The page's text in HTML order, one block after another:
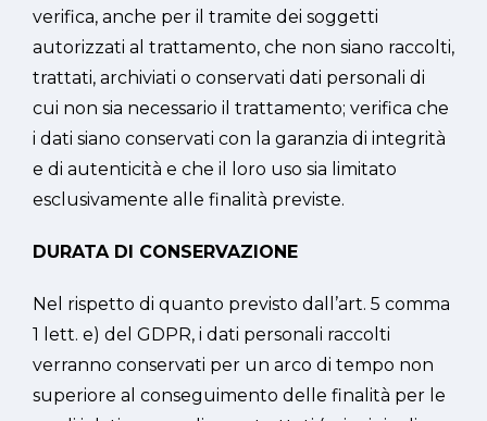
verifica, anche per il tramite dei soggetti
autorizzati al trattamento, che non siano raccolti,
trattati, archiviati o conservati dati personali di
cui non sia necessario il trattamento; verifica che
i dati siano conservati con la garanzia di integrità
e di autenticità e che il loro uso sia limitato
esclusivamente alle finalità previste.
DURATA DI CONSERVAZIONE
Nel rispetto di quanto previsto dall’art. 5 comma
1 lett. e) del GDPR, i dati personali raccolti
verranno conservati per un arco di tempo non
superiore al conseguimento delle finalità per le